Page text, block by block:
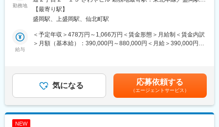
◆その時点での快適さだけでなく、家族の成長やライフスタイル
の変化など、お客様の将来をも見据えた提案を行うことで、長く
暮らし続ける中でさらに満足が高まっていく住まいを実現します
◆大切なのは、心から信頼しあえる関係を築くこと。誠実な姿勢
で対話を重ね、時には言葉にならない想いまでも感じ取り、その
◆さらにお引き渡し後も末永いお付き合いを重ね、お客様満足を
どこまでも追求。そうした中で築かれたお客様との信頼関係が、
また新たな出会いへと繋がっていきます
変更の範囲：会社内での全ての業務
へ。現在約70店舗を展開し、北米・アジア・ヨーロッパへ拡大
中。
■業務概要：
店舗を任せられる店長候補を募集します。
まずは接客・調理を習得し、その後は店舗運営全般をお任せしま
■具体的には：
◇接客／調理
◇売上管理／仕入れ
勤務地
動喫煙対策：敷地内全面禁煙変更の範囲：会社の定める事業所
【最寄り駅】
盛岡駅、上盛岡駅、仙北町駅
給与
＜予定年収＞478万円～1,066万円＜賃金形態＞月給制＜賃金内訳
＞月額（基本給）：390,000円～880,000円＜月給＞390,000円～
88万円＋賞与）874万円／ブロックマネージャー入社4年目（月給
67万円＋賞与）628万円／店長入社2年目（月給50.1万円＋賞与）
賃金はあくまでも目安の金額であり、選考を通じて上下する可能
性があります。月給(月額)は固定手当を含めた表記です。
気になる 応募依頼する
（エージェントサービス）
NEW